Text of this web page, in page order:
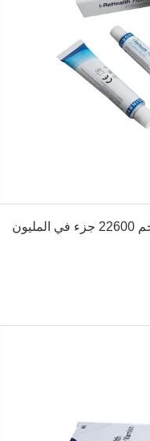
ورنيش فلوريد الصوديوم 10 جم 22600 جزء في المليون